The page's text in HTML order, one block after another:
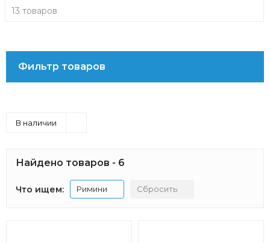
13 товаров
Фильтр товаров
В наличии
Найдено товаров - 6
Что ищем: Римини Сбросить